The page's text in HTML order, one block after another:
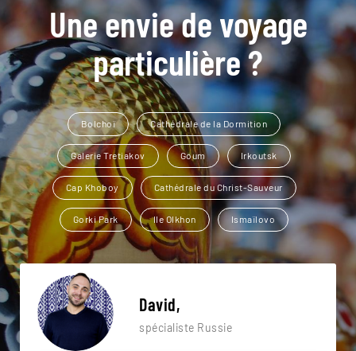
Une envie de voyage
particulière ?
Bolchoï Cathédrale de la Dormition
Galerie Tretiakov Goum Irkoutsk
Cap Khoboy Cathédrale du Christ-Sauveur
Gorki Park Ile Olkhon Ismaïlovo
David,
spécialiste Russie